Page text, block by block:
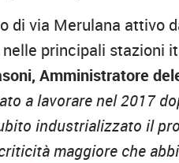
di via Merulana attivo
principali stazioni
Amministratore
a lavorare nel 2017
industrializzato il
maggiore che